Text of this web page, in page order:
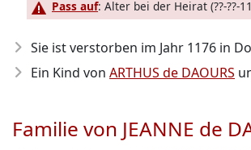
Pass auf: Alter bei der Heirat (??-??-
Sie ist verstorben im Jahr 1176 in
Ein Kind von ARTHUS de DAOURS
Familie von JEANNE de